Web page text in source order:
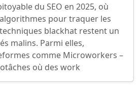
du SEO en 2025, où
pour traquer les
blackhat restent un
malins. Parmi elles,
comme Microworkers –
où des work